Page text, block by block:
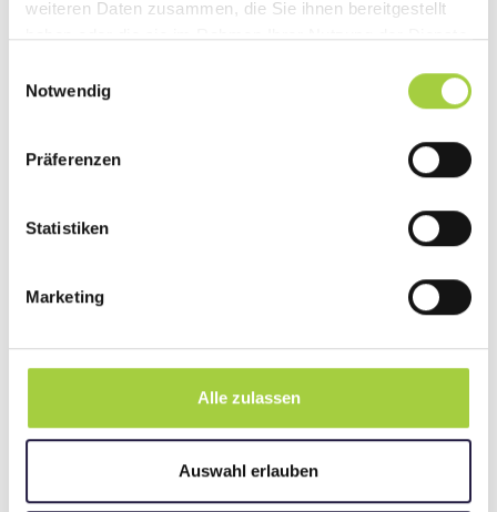
weiteren Daten zusammen, die Sie ihnen bereitgestellt
haben oder die sie im Rahmen Ihrer Nutzung der Dienste
Notwendig
Präferenzen
Statistiken
Marketing
Alle zulassen
Auswahl erlauben
Gute Umgangsformen und ein
Spaß an der Arbeit mit Patienten aller
Sport und Medizin
Was Dich erwartet:
motiviertes Team verschiedenster
regelmäßige Teambesprechungen und
interne Fortbildungen